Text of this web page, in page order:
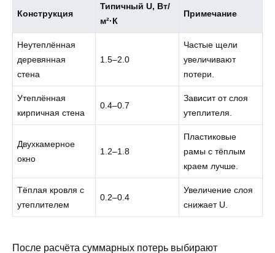
Конструкция
Типичный U, Вт/
м²·К
Примечание
Неутеплённая
деревянная
стена
1.5–2.0
Частые щели
увеличивают
потери.
Утеплённая
кирпичная стена
0.4–0.7
Зависит от слоя
утеплителя.
Двухкамерное
окно
1.2–1.8
Пластиковые
рамы с тёплым
краем лучше.
Тёплая кровля с
утеплителем
0.2–0.4
Увеличение слоя
снижает U.
После расчёта суммарных потерь выбирают